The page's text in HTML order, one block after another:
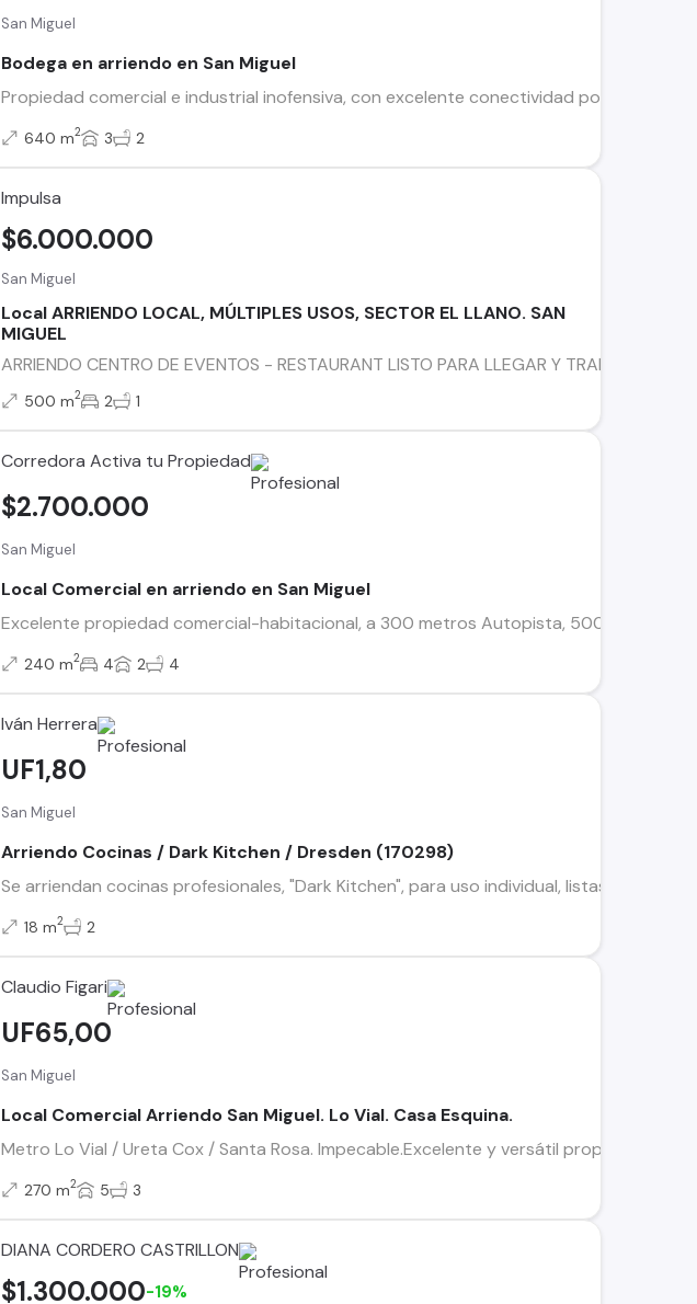
San Miguel
Bodega en arriendo en San Miguel
Propiedad comercial e industrial inofensiva, con excelente conectividad por Avenida
640 m2 3 2
Impulsa
San Miguel
Local ARRIENDO LOCAL, MÚLTIPLES USOS, SECTOR EL LLANO. SAN
MIGUEL
ARRIENDO CENTRO DE EVENTOS - RESTAURANT LISTO PARA LLEGAR Y
$6.000.000
500 m2 2 1
Corredora Activa tu Propiedad
San Miguel
Local Comercial en arriendo en San Miguel
Excelente propiedad comercial-habitacional, a 300 metros Autopista, 500 metros
$2.700.000
240 m2 4 2 4
Iván Herrera
San Miguel
Arriendo Cocinas / Dark Kitchen / Dresden (170298)
Se arriendan cocinas profesionales, "Dark Kitchen", para uso individual, listas para
UF1,80
18 m2 2
Claudio Figari
San Miguel
Local Comercial Arriendo San Miguel. Lo Vial. Casa Esquina.
Metro Lo Vial / Ureta Cox / Santa Rosa. Impecable.Excelente y versátil propiedad
UF65,00
270 m2 5 3
DIANA CORDERO CASTRILLON
$1.300.000-19%